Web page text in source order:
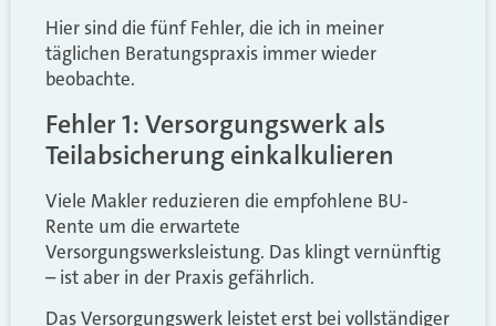
Hier sind die fünf Fehler, die ich in meiner
täglichen Beratungspraxis immer wieder
beobachte.
Fehler 1: Versorgungswerk als
Teilabsicherung einkalkulieren
Viele Makler reduzieren die empfohlene BU-
Rente um die erwartete
Versorgungswerksleistung. Das klingt vernünftig
– ist aber in der Praxis gefährlich.
Das Versorgungswerk leistet erst bei vollständiger